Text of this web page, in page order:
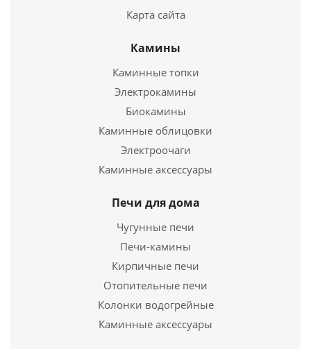
Отопительная печь Ермак-Термо 100-С
22 000руб.
Подробнее
Купить в 1 клик
Карта сайта
Камины
Каминные топки
Электрокамины
Биокамины
Каминные облицовки
Электроочаги
Каминные аксессуары
Печи для дома
Чугунные печи
Печи-камины
Кирпичные печи
Отопительные печи
Колонки водогрейные
Каминные аксессуары